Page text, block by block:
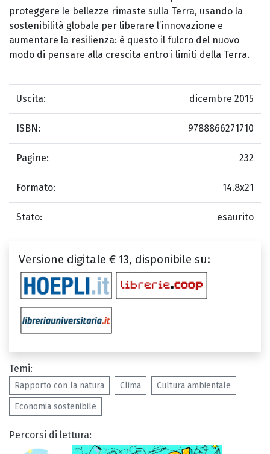
proteggere le bellezze rimaste sulla Terra, usando la
sostenibilità globale per liberare l’innovazione e
aumentare la resilienza: è questo il fulcro del nuovo
modo di pensare alla crescita entro i limiti della Terra.
Uscita: dicembre 2015
ISBN: 9788866271710
Pagine: 232
Formato: 14.8x21
Stato: esaurito
Versione digitale € 13, disponibile su:
Temi:
Rapporto con la natura Clima Cultura ambientale
Economia sostenibile
Percorsi di lettura: